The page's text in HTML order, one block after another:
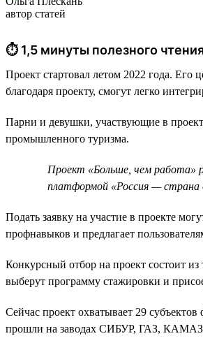
автор статей
⏱ 1,5 минуты полезного
Проект стартовал летом 2022 года. Его
благодаря проекту, смогут легко
Парни и девушки, участвующие в
промышленного туризма.
Проект «Больше, чем работа»
платформой «Россия —
Подать заявку на участие в проекте
профнавыков и предлагает
Конкурсный отбор на проект состоит
выберут программу стажировки и
Сейчас проект охватывает 29 субъектов
прошли на заводах СИБУР, ГАЗ, КАМАЗ,